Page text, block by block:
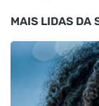
MAIS LIDAS DA